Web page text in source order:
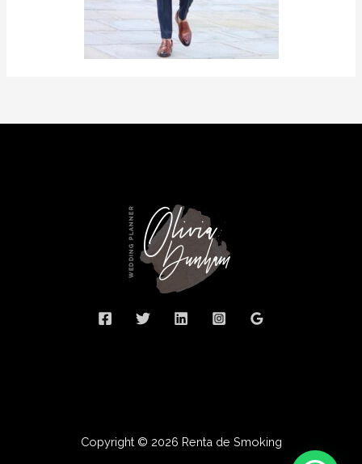
Copyright © 2026 Renta de Smoking